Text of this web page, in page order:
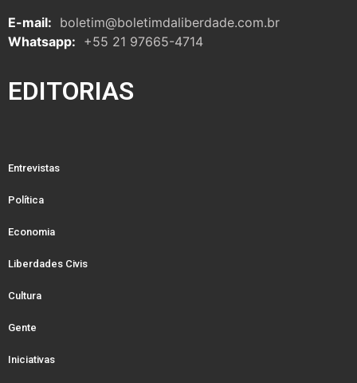
E-mail: boletim@boletimdaliberdade.com.br
Whatsapp: +55 21 97665-4714
EDITORIAS
Entrevistas
Política
Economia
Liberdades Civis
Cultura
Gente
Iniciativas